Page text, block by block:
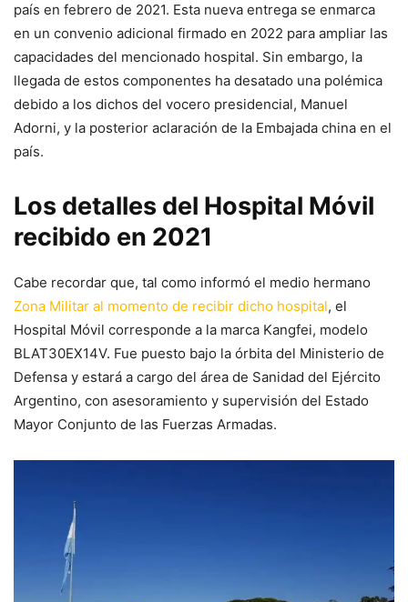
país en febrero de 2021. Esta nueva entrega se enmarca
en un convenio adicional firmado en 2022 para ampliar las
capacidades del mencionado hospital. Sin embargo, la
llegada de estos componentes ha desatado una polémica
debido a los dichos del vocero presidencial, Manuel
Adorni, y la posterior aclaración de la Embajada china en el
país.
Los detalles del Hospital Móvil
recibido en 2021
Cabe recordar que, tal como informó el medio hermano
Zona Militar al momento de recibir dicho hospital, el
Hospital Móvil corresponde a la marca Kangfei, modelo
BLAT30EX14V. Fue puesto bajo la órbita del Ministerio de
Defensa y estará a cargo del área de Sanidad del Ejército
Argentino, con asesoramiento y supervisión del Estado
Mayor Conjunto de las Fuerzas Armadas.